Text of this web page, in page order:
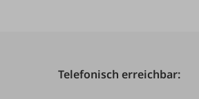
Telefonisch erreichbar: